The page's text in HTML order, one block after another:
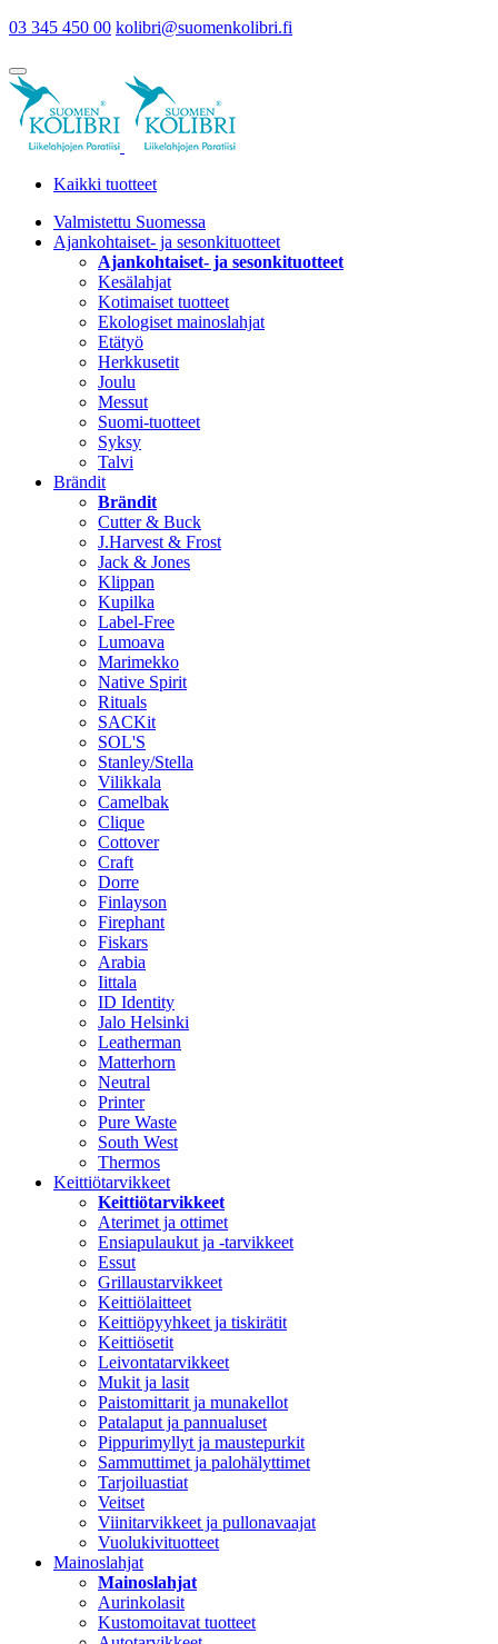
03 345 450 00 kolibri@suomenkolibri.fi
Kaikki tuotteet
Valmistettu Suomessa
Ajankohtaiset- ja sesonkituotteet
Ajankohtaiset- ja sesonkituotteet
Kesälahjat
Kotimaiset tuotteet
Ekologiset mainoslahjat
Etätyö
Herkkusetit
Joulu
Messut
Suomi-tuotteet
Syksy
Talvi
Brändit
Brändit
Cutter & Buck
J.Harvest & Frost
Jack & Jones
Klippan
Kupilka
Label-Free
Lumoava
Marimekko
Native Spirit
Rituals
SACKit
SOL'S
Stanley/Stella
Vilikkala
Camelbak
Clique
Cottover
Craft
Dorre
Finlayson
Firephant
Fiskars
Arabia
Iittala
ID Identity
Jalo Helsinki
Leatherman
Matterhorn
Neutral
Printer
Pure Waste
South West
Thermos
Keittiötarvikkeet
Keittiötarvikkeet
Aterimet ja ottimet
Ensiapulaukut ja -tarvikkeet
Essut
Grillaustarvikkeet
Keittiölaitteet
Keittiöpyyhkeet ja tiskirätit
Keittiösetit
Leivontatarvikkeet
Mukit ja lasit
Paistomittarit ja munakellot
Patalaput ja pannualuset
Pippurimyllyt ja maustepurkit
Sammuttimet ja palohälyttimet
Tarjoiluastiat
Veitset
Viinitarvikkeet ja pullonavaajat
Vuolukivituotteet
Mainoslahjat
Mainoslahjat
Aurinkolasit
Kustomoitavat tuotteet